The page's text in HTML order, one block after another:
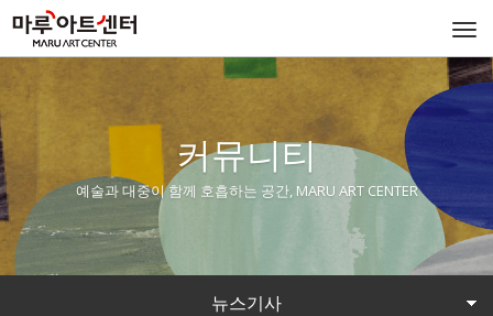
커뮤니티
예술과 대중이 함께 호흡하는 공간, MARU ART CENTER
뉴스기사